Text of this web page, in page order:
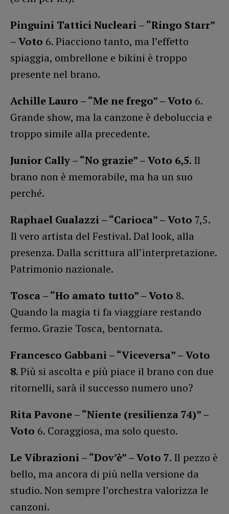
Pinguini Tattici Nucleari – “Ringo Starr”
– Voto 6. Piacciono tanto, ma l’effetto
spiaggia, ombrellone e bikini è troppo
presente nel brano.
Achille Lauro – “Me ne frego” – Voto 6.
Grande show, ma la canzone è deboluccia e
troppo simile alla precedente.
Junior Cally – “No grazie” – Voto 6,5. Il
brano non è memorabile, ma ha un suo
perché.
Raphael Gualazzi – “Carioca” – Voto 7,5.
Il vero artista del Festival. Dal look, alla
presenza. Dalla scrittura all’interpretazione.
Patrimonio nazionale.
Tosca – “Ho amato tutto” – Voto 8.
Quando la magia ti fa viaggiare restando
fermo. Grazie Tosca, bentornata.
Francesco Gabbani – “Viceversa” – Voto
8. Più si ascolta e più piace il brano con due
ritornelli, sarà il successo numero uno?
Rita Pavone – “Niente (resilienza 74)” –
Voto 6. Coraggiosa, ma solo questo.
Le Vibrazioni – “Dov’è” – Voto 7. Il pezzo è
bello, ma ancora di più nella versione da
studio. Non sempre l’orchestra valorizza le
canzoni.